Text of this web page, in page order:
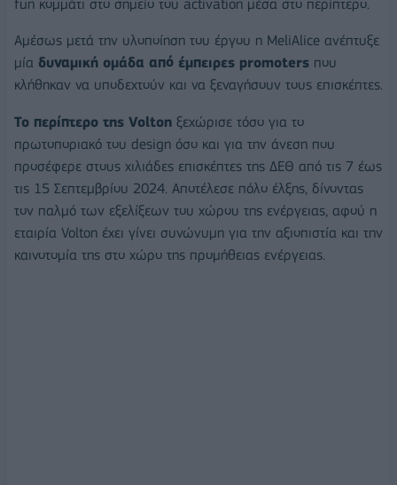
fun κομμάτι στο σημείο του activation μέσα στο περίπτερο.
Αμέσως μετά την υλοποίηση του έργου η MeliAlice ανέπτυξε
μία δυναμική ομάδα από έμπειρες promoters που
κλήθηκαν να υποδεχτούν και να ξεναγήσουν τους επισκέπτες.
Το περίπτερο της Volton ξεχώρισε τόσο για το
πρωτοποριακό του design όσο και για την άνεση που
προσέφερε στους χιλιάδες επισκέπτες της ΔΕΘ από τις 7 έως
τις 15 Σεπτεμβρίου 2024. Αποτέλεσε πόλο έλξης, δίνοντας
τον παλμό των εξελίξεων του χώρου της ενέργειας, αφού η
εταιρία Volton έχει γίνει συνώνυμη για την αξιοπιστία και την
καινοτομία της στο χώρο της προμήθειας ενέργειας.